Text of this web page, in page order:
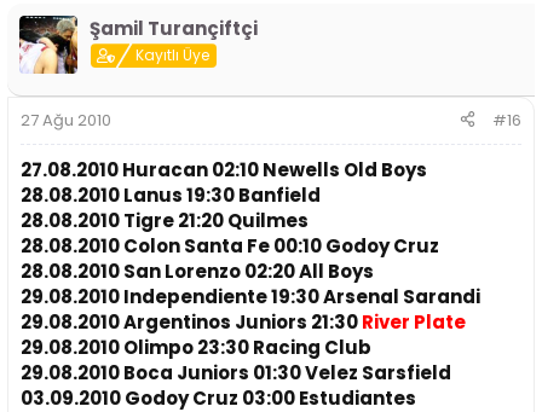
Şamil Turançiftçi
Kayıtlı Üye
27 Ağu 2010 #16
27.08.2010 Huracan 02:10 Newells Old Boys
28.08.2010 Lanus 19:30 Banfield
28.08.2010 Tigre 21:20 Quilmes
28.08.2010 Colon Santa Fe 00:10 Godoy Cruz
28.08.2010 San Lorenzo 02:20 All Boys
29.08.2010 Independiente 19:30 Arsenal Sarandi
29.08.2010 Argentinos Juniors 21:30River Plate
29.08.2010 Olimpo 23:30 Racing Club
29.08.2010 Boca Juniors 01:30 Velez Sarsfield
03.09.2010 Godoy Cruz 03:00 Estudiantes